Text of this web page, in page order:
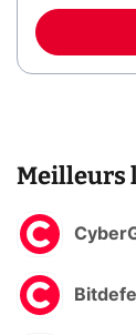
Meilleurs